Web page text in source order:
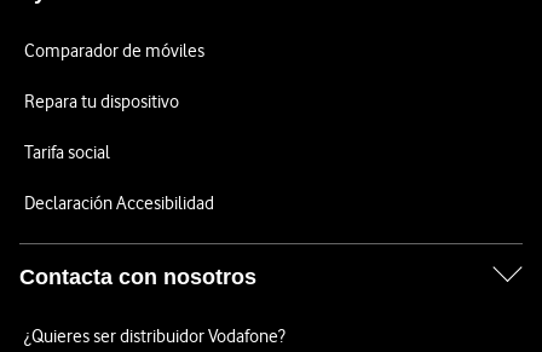
Comparador de móviles
Repara tu dispositivo
Tarifa social
Declaración Accesibilidad
Contacta con nosotros
¿Quieres ser distribuidor Vodafone?